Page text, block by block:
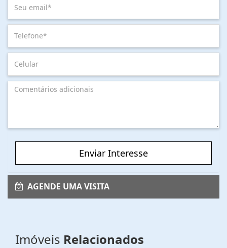
Enviar Interesse
AGENDE UMA VISITA
Imóveis Relacionados